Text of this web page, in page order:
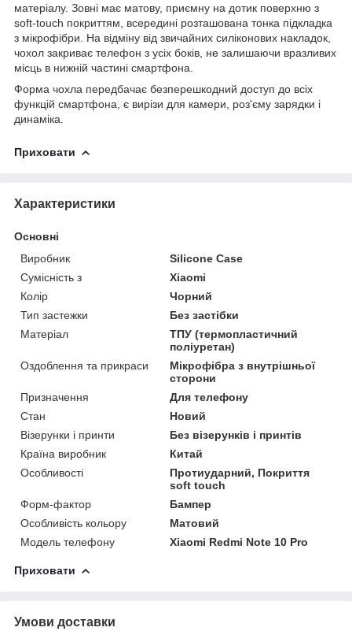
матеріалу. Зовні має матову, приємну на дотик поверхню з
soft-touch покриттям, всередині розташована тонка підкладка
з мікрофібри. На відміну від звичайних силіконових накладок,
чохол закриває телефон з усіх боків, не залишаючи вразливих
місць в нижній частині смартфона.
Форма чохла передбачає безперешкодний доступ до всіх
функцій смартфона, є вирізи для камери, роз'єму зарядки і
динаміка.
Приховати
Характеристики
Основні
Виробник
Silicone Case
Сумісність з
Xiaomi
Колір
Чорний
Тип застежки
Без застібки
Матеріал
ТПУ (термопластичний
поліуретан)
Оздоблення та прикраси
Мікрофібра з внутрішньої
сторони
Призначення
Для телефону
Стан
Новий
Візерунки і принти
Без візерунків і принтів
Країна виробник
Китай
Особливості
Протиударний, Покриття
soft touch
Форм-фактор
Бампер
Особливість кольору
Матовий
Модель телефону
Xiaomi Redmi Note 10 Pro
Приховати
Умови доставки